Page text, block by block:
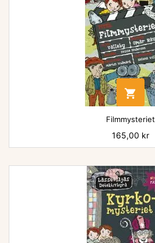

Filmmysteriet
Pris
165,00 kr